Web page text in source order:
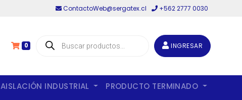
ContactoWeb@sergatex.cl +562 2777 0030
0
Búsqueda
de INGRESAR
AISLACIÓN INDUSTRIAL PRODUCTO TERMINADO